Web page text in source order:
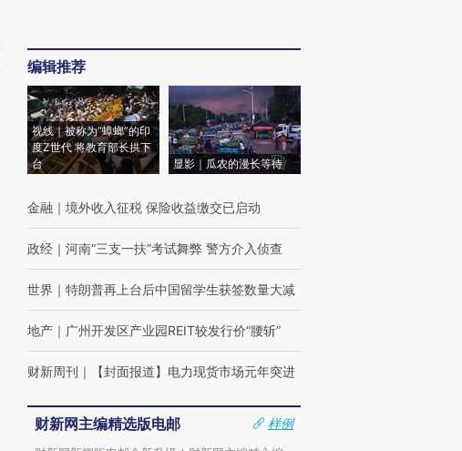
编辑推荐
视线｜被称为“蟑螂”的印
度Z世代 将教育部长拱下
台
显影｜瓜农的漫长等待
金融 ｜ 境外收入征税 保险收益缴交已启动
政经 ｜ 河南“三支一扶”考试舞弊 警方介入侦查
世界 ｜ 特朗普再上台后中国留学生获签数量大减
地产 ｜ 广州开发区产业园REIT较发行价“腰斩”
财新周刊 ｜ 【封面报道】电力现货市场元年突进
财新网主编精选版电邮
样例